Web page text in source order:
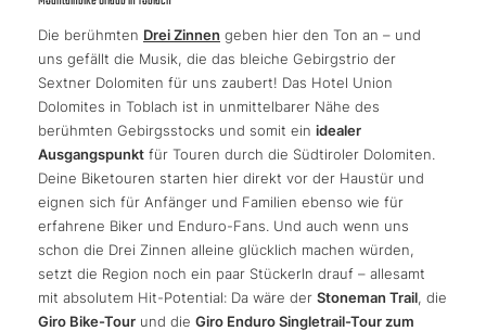
Die berühmten Drei Zinnen geben hier den Ton an – und
uns gefällt die Musik, die das bleiche Gebirgstrio der
Sextner Dolomiten für uns zaubert! Das Hotel Union
Dolomites in Toblach ist in unmittelbarer Nähe des
berühmten Gebirgsstocks und somit ein idealer
Ausgangspunkt für Touren durch die Südtiroler Dolomiten.
Deine Biketouren starten hier direkt vor der Haustür und
eignen sich für Anfänger und Familien ebenso wie für
erfahrene Biker und Enduro-Fans. Und auch wenn uns
schon die Drei Zinnen alleine glücklich machen würden,
setzt die Region noch ein paar Stückerln drauf – allesamt
mit absolutem Hit-Potential: Da wäre der Stoneman Trail, die
Giro Bike-Tour und die Giro Enduro Singletrail-Tour zum